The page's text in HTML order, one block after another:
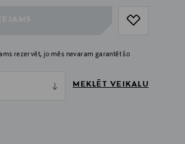
rezervēt, jo mēs nevaram garantēt šo
MEKLĒT VEIKALU